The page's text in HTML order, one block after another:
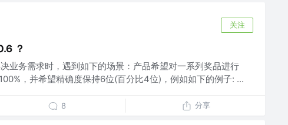
关注
？
业务需求时，遇到如下的场景：产品希望对一系列奖品进行
，并希望精确度保持6位(百分比4位)，例如如下的例子: ...
8 分享